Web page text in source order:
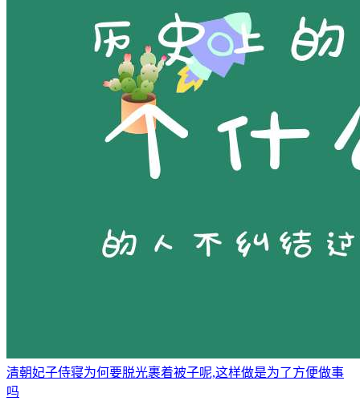
清朝妃子侍寝为何要脱光裹着被子呢,这样做是为了方便做事
吗